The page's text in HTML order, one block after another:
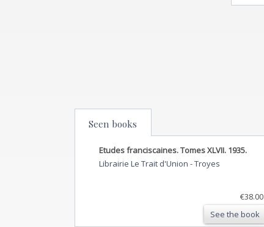
Seen books
Etudes franciscaines. Tomes XLVII. 1935.
Librairie Le Trait d'Union -Troyes
€38.00
See the book